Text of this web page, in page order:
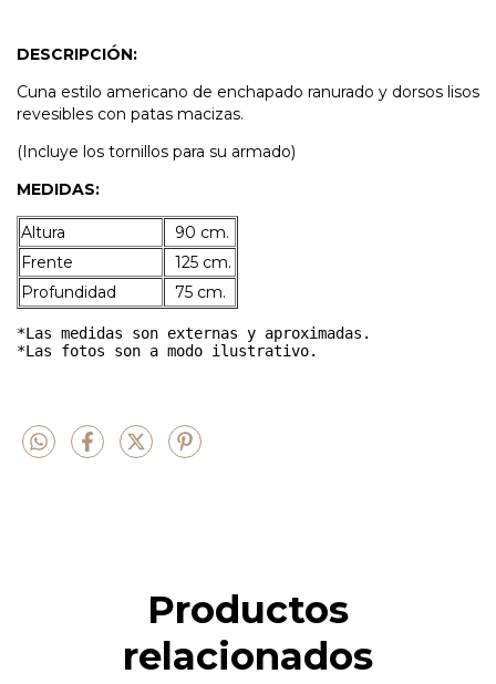
DESCRIPCIÓN:
Cuna estilo americano de enchapado ranurado y dorsos lisos
revesibles con patas macizas.
(Incluye los tornillos para su armado)
MEDIDAS:
Altura
90 cm.
Frente
125 cm.
Profundidad
75 cm.
*Las medidas son externas y aproximadas.
*Las fotos son a modo ilustrativo.
Productos
relacionados